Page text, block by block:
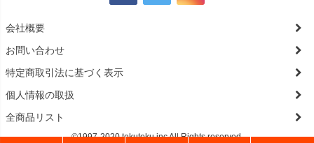
会社概要
お問い合わせ
特定商取引法に基づく表示
個人情報の取扱
全商品リスト
©1997-2020 tekuteku.inc All Rights reserved.